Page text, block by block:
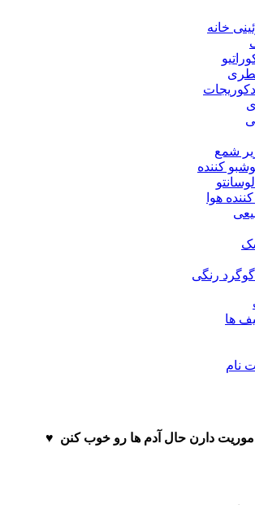
خانه
شمع
کننده
هوا
رنگی
ها
نام
دارن حال آدم ها رو خوب کنن ♥️